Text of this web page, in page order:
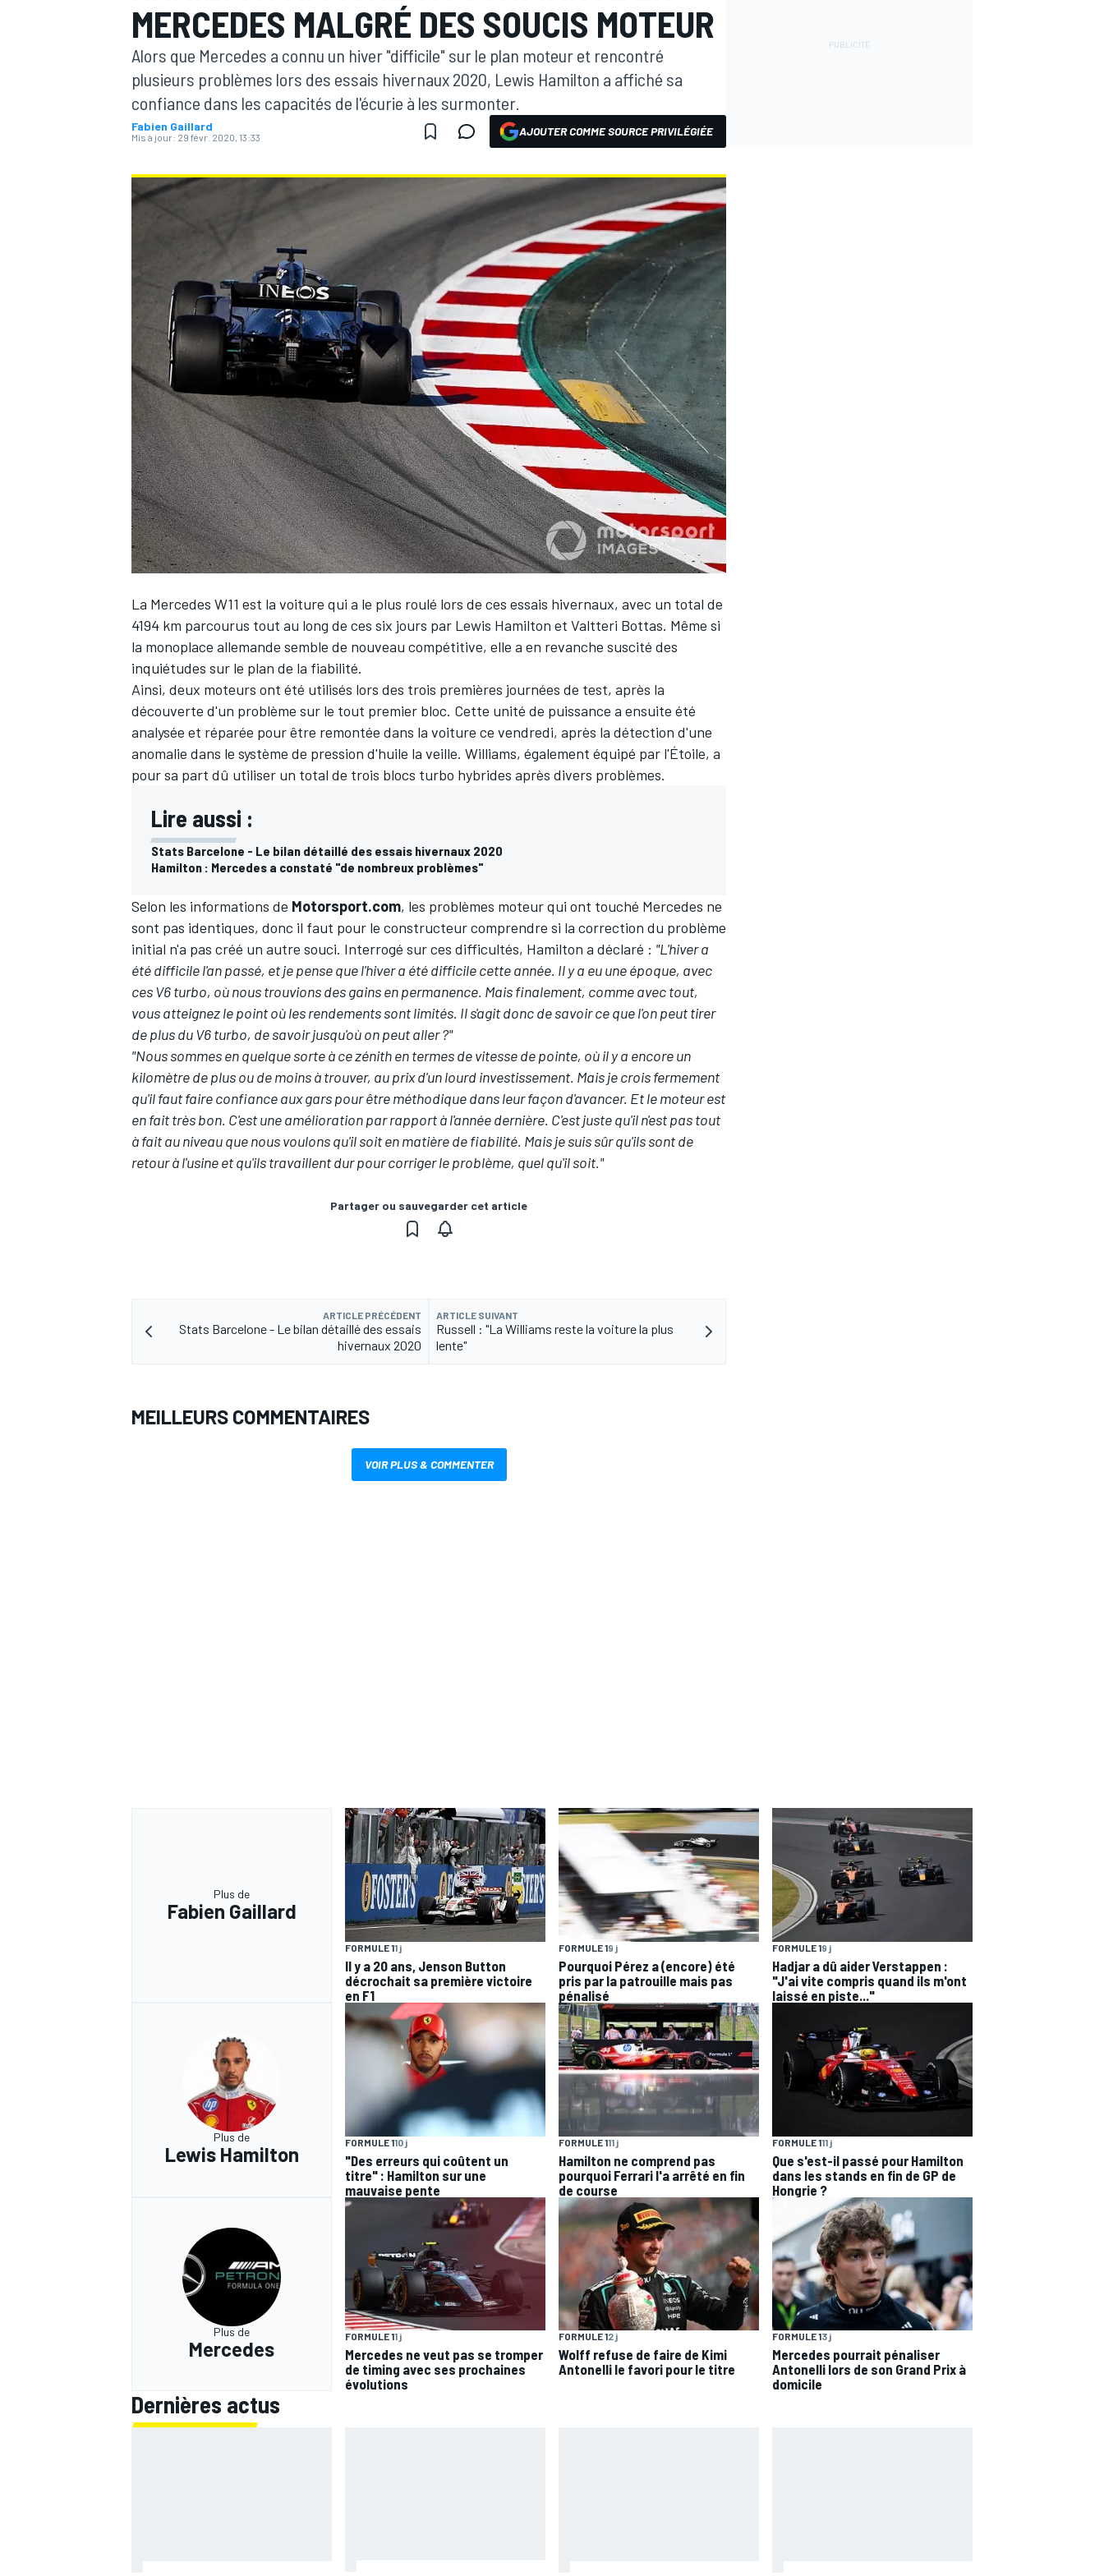
MOTOGP
WRC
WEC
MERCEDES MALGRÉ DES SOUCIS MOTEUR
Alors que Mercedes a connu un hiver "difficile" sur le plan moteur et rencontré
plusieurs problèmes lors des essais hivernaux 2020, Lewis Hamilton a affiché sa
confiance dans les capacités de l'écurie à les surmonter.
Fabien Gaillard
Mis à jour: 29 févr. 2020, 13:33 AJOUTER COMME SOURCE PRIVILÉGIÉE
La Mercedes W11 est la voiture qui a le plus roulé lors de ces essais hivernaux, avec un total de
4194 km parcourus tout au long de ces six jours par Lewis Hamilton et Valtteri Bottas. Même si
la monoplace allemande semble de nouveau compétitive, elle a en revanche suscité des
inquiétudes sur le plan de la fiabilité.
Ainsi, deux moteurs ont été utilisés lors des trois premières journées de test, après la
découverte d'un problème sur le tout premier bloc. Cette unité de puissance a ensuite été
analysée et réparée pour être remontée dans la voiture ce vendredi, après la détection d'une
anomalie dans le système de pression d'huile la veille. Williams, également équipé par l'Étoile, a
pour sa part dû utiliser un total de trois blocs turbo hybrides après divers problèmes.
Lire aussi :
Stats Barcelone - Le bilan détaillé des essais hivernaux 2020
Hamilton : Mercedes a constaté "de nombreux problèmes"
Selon les informations de Motorsport.com, les problèmes moteur qui ont touché Mercedes ne
sont pas identiques, donc il faut pour le constructeur comprendre si la correction du problème
initial n'a pas créé un autre souci. Interrogé sur ces difficultés, Hamilton a déclaré : "L'hiver a
été difficile l'an passé, et je pense que l'hiver a été difficile cette année. Il y a eu une époque, avec
ces V6 turbo, où nous trouvions des gains en permanence. Mais finalement, comme avec tout,
vous atteignez le point où les rendements sont limités. Il s'agit donc de savoir ce que l'on peut tirer
de plus du V6 turbo, de savoir jusqu'où on peut aller ?"
"Nous sommes en quelque sorte à ce zénith en termes de vitesse de pointe, où il y a encore un
kilomètre de plus ou de moins à trouver, au prix d'un lourd investissement. Mais je crois fermement
qu'il faut faire confiance aux gars pour être méthodique dans leur façon d'avancer. Et le moteur est
en fait très bon. C'est une amélioration par rapport à l'année dernière. C'est juste qu'il n'est pas tout
à fait au niveau que nous voulons qu'il soit en matière de fiabilité. Mais je suis sûr qu'ils sont de
retour à l'usine et qu'ils travaillent dur pour corriger le problème, quel qu'il soit."
Partager ou sauvegarder cet article
ARTICLE PRÉCÉDENT
Stats Barcelone - Le bilan détaillé des essais
hivernaux 2020
ARTICLE SUIVANT
Russell : "La Williams reste la voiture la plus
lente"
MEILLEURS COMMENTAIRES
VOIR PLUS & COMMENTER
Plus de
Fabien Gaillard
FORMULE 11 j
Il y a 20 ans, Jenson Button
décrochait sa première victoire
en F1
FORMULE 19 j
Pourquoi Pérez a (encore) été
pris par la patrouille mais pas
pénalisé
FORMULE 19 j
Hadjar a dû aider Verstappen :
"J'ai vite compris quand ils m'ont
laissé en piste..."
Plus de
Lewis Hamilton
FORMULE 110 j
"Des erreurs qui coûtent un
titre" : Hamilton sur une
mauvaise pente
FORMULE 111 j
Hamilton ne comprend pas
pourquoi Ferrari l'a arrêté en fin
de course
FORMULE 111 j
Que s'est-il passé pour Hamilton
dans les stands en fin de GP de
Hongrie ?
Plus de
Mercedes
FORMULE 11 j
Mercedes ne veut pas se tromper
de timing avec ses prochaines
évolutions
FORMULE 12 j
Wolff refuse de faire de Kimi
Antonelli le favori pour le titre
FORMULE 13 j
Mercedes pourrait pénaliser
Antonelli lors de son Grand Prix à
domicile
Dernières actus